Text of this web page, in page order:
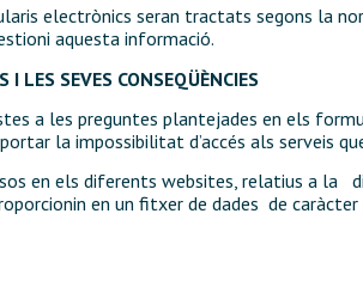
electrònics seran tractats segons la
aquesta informació.
LES SEVES CONSEQÜÈNCIES
a les preguntes plantejades en els
la impossibilitat d’accés als serveis
en els diferents websites, relatius a
en un fitxer de dades de